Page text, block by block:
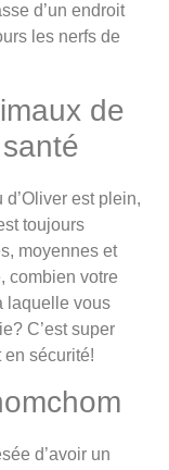
d’un endroit
les nerfs de
de
est plein,
toujours
moyennes et
combien votre
laquelle vous
C’est super
sécurité!
d’avoir un